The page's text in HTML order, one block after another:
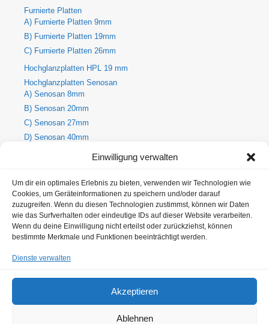
Einwilligung verwalten
Um dir ein optimales Erlebnis zu bieten, verwenden wir Technologien wie
Cookies, um Geräteinformationen zu speichern und/oder darauf
zuzugreifen. Wenn du diesen Technologien zustimmst, können wir Daten
wie das Surfverhalten oder eindeutige IDs auf dieser Website verarbeiten.
Wenn du deine Einwilligung nicht erteilst oder zurückziehst, können
bestimmte Merkmale und Funktionen beeinträchtigt werden.
Dienste verwalten
Akzeptieren
Ablehnen
Furnierte Platten
A) Furnierte Platten 9mm
B) Furnierte Platten 19mm
C) Furnierte Platten 26mm
Hochglanzplatten HPL 19 mm
Hochglanzplatten Senosan
A) Senosan 8mm
B) Senosan 20mm
C) Senosan 27mm
D) Senosan 40mm
A) Holz-Dekorplatte 8mm
B) Holz-Dekorplatte 19mm
C) Holz-Dekorplatte 25mm
Metallic Hochglanzplatten Senosan
A) Metallic Senosan 8mm
E) Metallic Senosan 50 mm